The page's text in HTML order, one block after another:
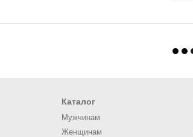
Каталог
Мужчинам
Женщинам